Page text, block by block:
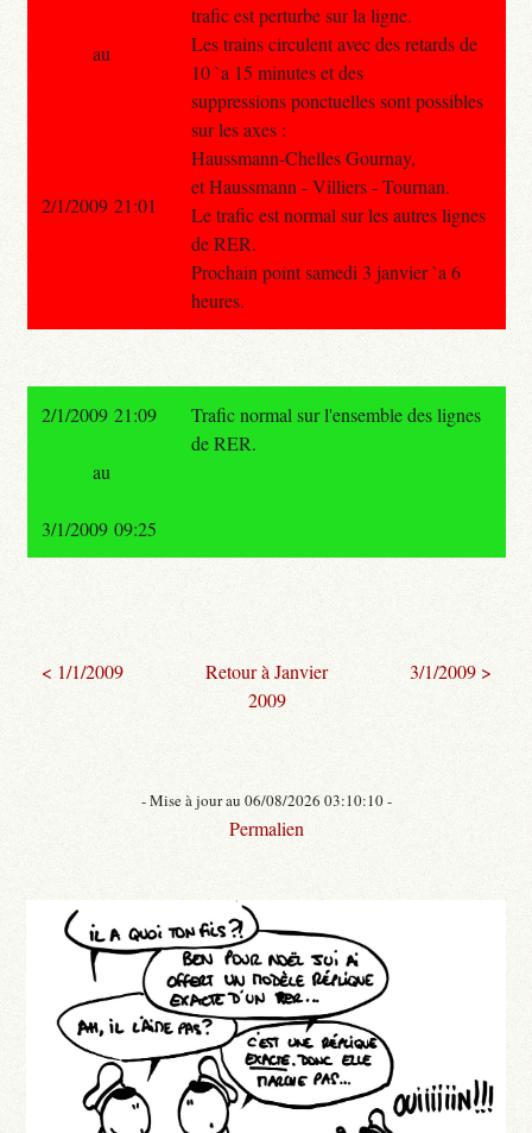
trafic est perturbe sur la ligne.
Les trains circulent avec des retards de
10 `a 15 minutes et des
suppressions ponctuelles sont possibles
sur les axes :
Haussmann-Chelles Gournay,
et Haussmann - Villiers - Tournan.
Le trafic est normal sur les autres lignes
de RER.
Prochain point samedi 3 janvier `a 6
heures.
au
2/1/2009 21:01
2/1/2009 21:09
Trafic normal sur l'ensemble des lignes
de RER.
au
3/1/2009 09:25
< 1/1/2009
Retour à Janvier
2009
3/1/2009 >
- Mise à jour au 06/08/2026 03:10:10 -
Permalien